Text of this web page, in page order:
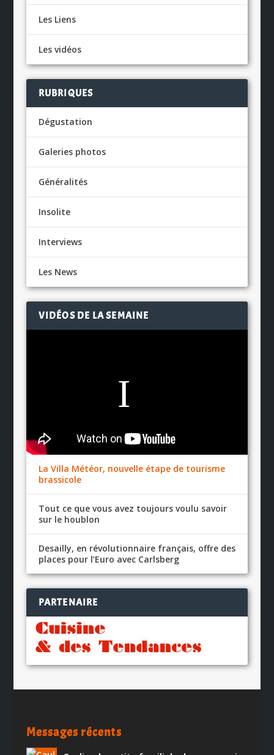
Les Liens
Les vidéos
RUBRIQUES
Dégustation
Galeries photos
Généralités
Insolite
Interviews
Les News
VIDÉOS DE LA SEMAINE
La Villa Météor, nouvelle étape de tourisme
brassicole
Tout ce que vous avez toujours voulu savoir
sur le houblon
Desailly, en révolutionnaire français, offre des
places pour l’Euro avec Carlsberg
PARTENAIRE
Messages récents